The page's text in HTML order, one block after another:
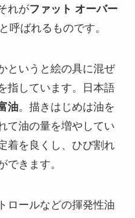
れがファット オーバー
と呼ばれるものです。
というと絵の具に混ぜ
指しています。日本語
油。描きはじめは油を
て油の量を増やしてい
着を良くし、ひび割れ
できます。
ロールなどの揮発性油